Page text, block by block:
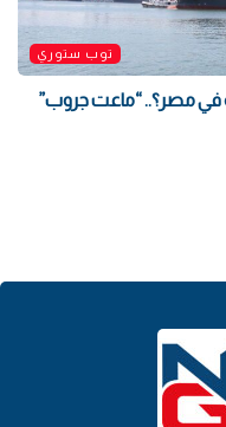
توب ستوري
في مصر؟.. “ماعت جروب”